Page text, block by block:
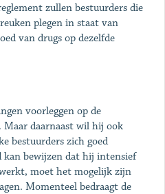
zullen bestuurders die
plegen in staat van
van drugs op dezelfde
voorleggen op de
Maar daarnaast wil hij ook
bestuurders zich goed
kan bewijzen dat hij intensief
moet het mogelijk zijn
Momenteel bedraagt de